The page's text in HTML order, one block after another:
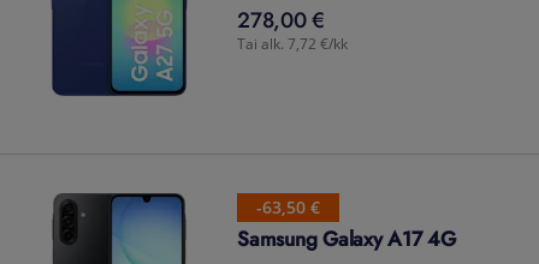
278,00 €
278,00€
Tai alk. 7,72 €/kk
-63,50 €
Samsung Galaxy A17 4G